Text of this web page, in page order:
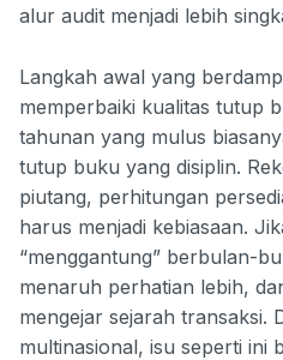
alur audit menjadi lebih
Langkah awal yang
memperbaiki kualitas tutup
tahunan yang mulus
tutup buku yang disiplin.
piutang, perhitungan
harus menjadi kebiasaan.
“menggantung” berbulan-
menaruh perhatian lebih,
mengejar sejarah transaksi.
multinasional, isu seperti ini